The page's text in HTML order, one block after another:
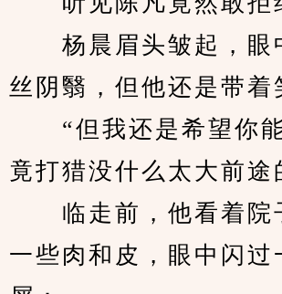
杨晨眉头皱起，眼
丝阴翳，但他还是带着
“但我还是希望你能
竟打猎没什么太大前途
临走前，他看着院
一些肉和皮，眼中闪过